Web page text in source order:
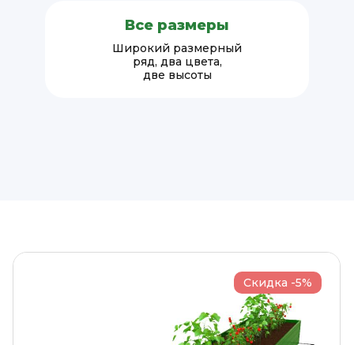
Все размеры
Широкий размерный
ряд, два цвета,
две высоты
Скидка -5%